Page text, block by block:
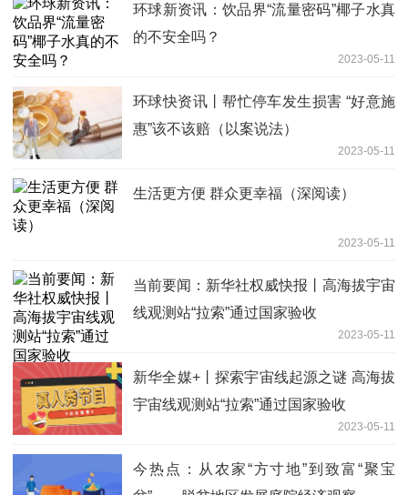
环球新资讯：饮品界“流量密码”椰子水真
的不安全吗？
2023-05-11
环球快资讯丨帮忙停车发生损害 “好意施
惠”该不该赔（以案说法）
2023-05-11
生活更方便 群众更幸福（深阅读）
2023-05-11
当前要闻：新华社权威快报丨高海拔宇宙
线观测站“拉索”通过国家验收
2023-05-11
新华全媒+丨探索宇宙线起源之谜 高海拔
宇宙线观测站“拉索”通过国家验收
2023-05-11
今热点：从农家“方寸地”到致富“聚宝